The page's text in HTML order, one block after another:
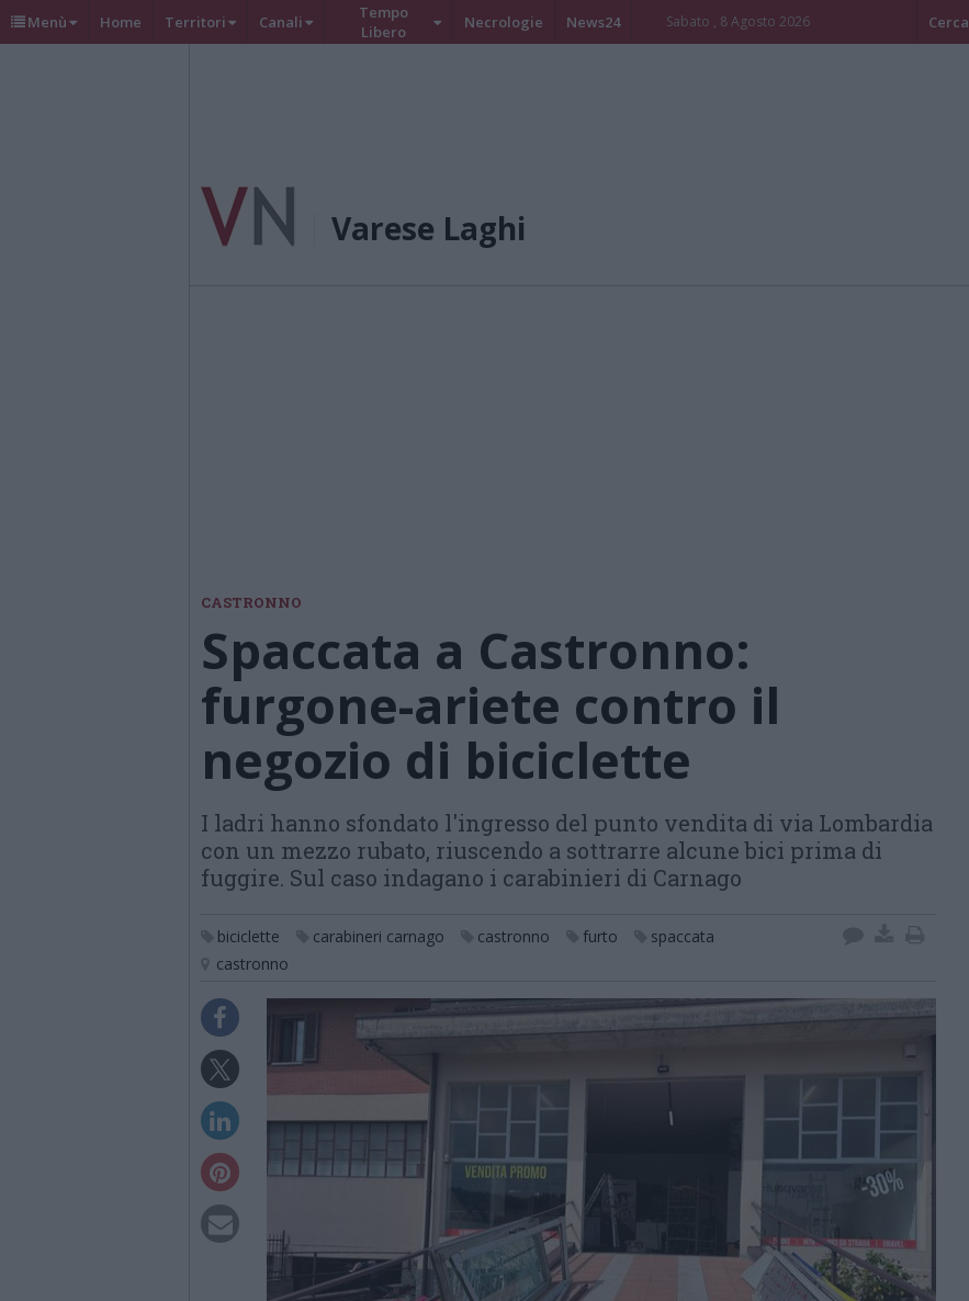
Menù Home Territori Canali
Tempo
Libero
Necrologie News24 Sabato , 8 Agosto 2026 Cerca
Varese Laghi
CASTRONNO
Spaccata a Castronno:
furgone-ariete contro il
negozio di biciclette
I ladri hanno sfondato l'ingresso del punto vendita di via Lombardia
con un mezzo rubato, riuscendo a sottrarre alcune bici prima di
fuggire. Sul caso indagano i carabinieri di Carnago
biciclette carabineri carnago castronno furto
spaccata
castronno